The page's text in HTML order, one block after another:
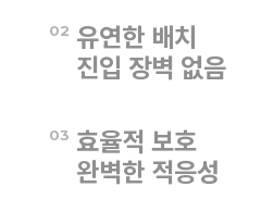
02 유연한 배치
진입 장벽 없음
고안정성을 제공하며, 생산 라
가능하고, 쉽게 교체할 수 있으
03 효율적 보호
완벽한 적응성